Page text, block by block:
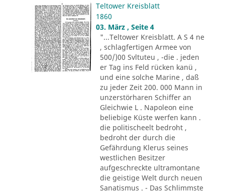
Teltower Kreisblatt
1860
03. März , Seite 4
"...Teltower Kreisblatt. A S 4 ne
, schlagfertigen Armee von
500/)00 Svltuteu , -die . jeden
er Tag ins Feld rücken kanü ,
und eine solche Marine , daß
zu jeder Zeit 200. 000 Mann in
unzerstörharen Schiffer an
Gleichwie L . Napoleon eine
beliebige Küste werfen kann .
die politischeelt bedroht ,
bedroht der durch die
Gefährdung Klerus seines
westlichen Besitzer
aufgeschreckte ultramontane
die geistige Welt durch neuen
Sanatismus . - Das Schlimmste